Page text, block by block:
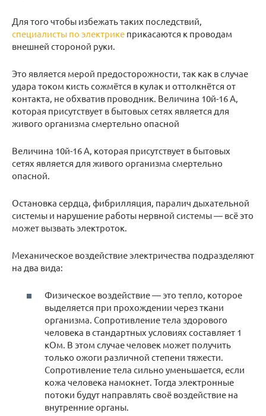
Для того чтобы избежать таких последствий,
специалисты по электрике прикасаются к проводам
внешней стороной руки.
Это является мерой предосторожности, так как в случае
удара током кисть сожмётся в кулак и оттолкнётся от
контакта, не обхватив проводник. Величина 10й-16 А,
которая присутствует в бытовых сетях является для
живого организма смертельно опасной
Величина 10й-16 А, которая присутствует в бытовых
сетях является для живого организма смертельно
опасной.
Остановка сердца, фибрилляция, паралич дыхательной
системы и нарушение работы нервной системы — всё это
может вызвать электроток.
Механическое воздействие электричества подразделяют
на два вида:
Физическое воздействие — это тепло, которое
выделяется при прохождении через ткани
организма. Сопротивление тела здорового
человека в стандартных условиях составляет 1
кОм. В этом случае человек может получить
только ожоги различной степени тяжести.
Сопротивление тела сильно уменьшается, если
кожа человека намокнет. Тогда электронные
потоки будут направлять своё воздействие на
внутренние органы.